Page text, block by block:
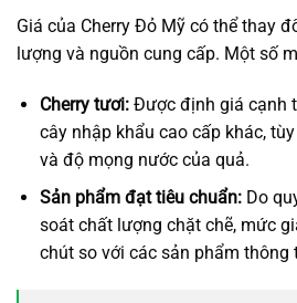
Giá của Cherry Đỏ Mỹ có thể thay
lượng và nguồn cung cấp. Một số
Cherry tươi:Được định giá cạnh
cây nhập khẩu cao cấp khác,
và độ mọng nước của quả.
Sản phẩm đạt tiêu chuẩn:Do
soát chất lượng chặt chẽ, mức
chút so với các sản phẩm thông